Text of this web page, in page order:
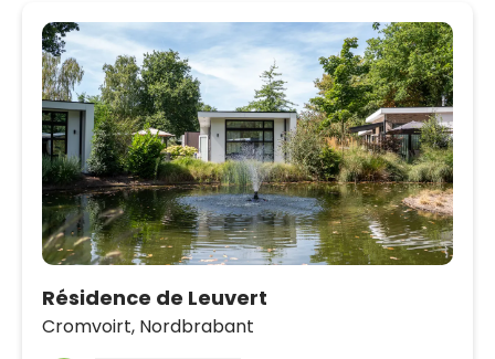
Résidence de Leuvert
Cromvoirt, Nordbrabant